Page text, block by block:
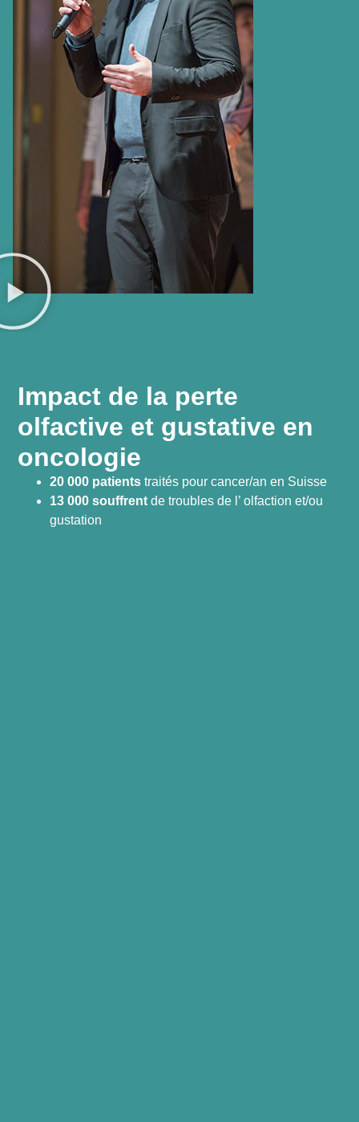
Impact de la perte
olfactive et gustative en
oncologie
20 000 patients traités pour cancer/an en Suisse
13 000 souffrent de troubles de l’ olfaction et/ou
gustation